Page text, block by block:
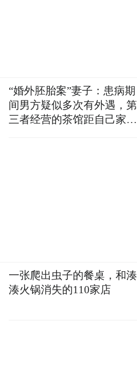
“婚外胚胎案”妻子：患病期
间男方疑似多次有外遇，第
三者经营的茶馆距自己家步
一张爬出虫子的餐桌，和湊
湊火锅消失的110家店